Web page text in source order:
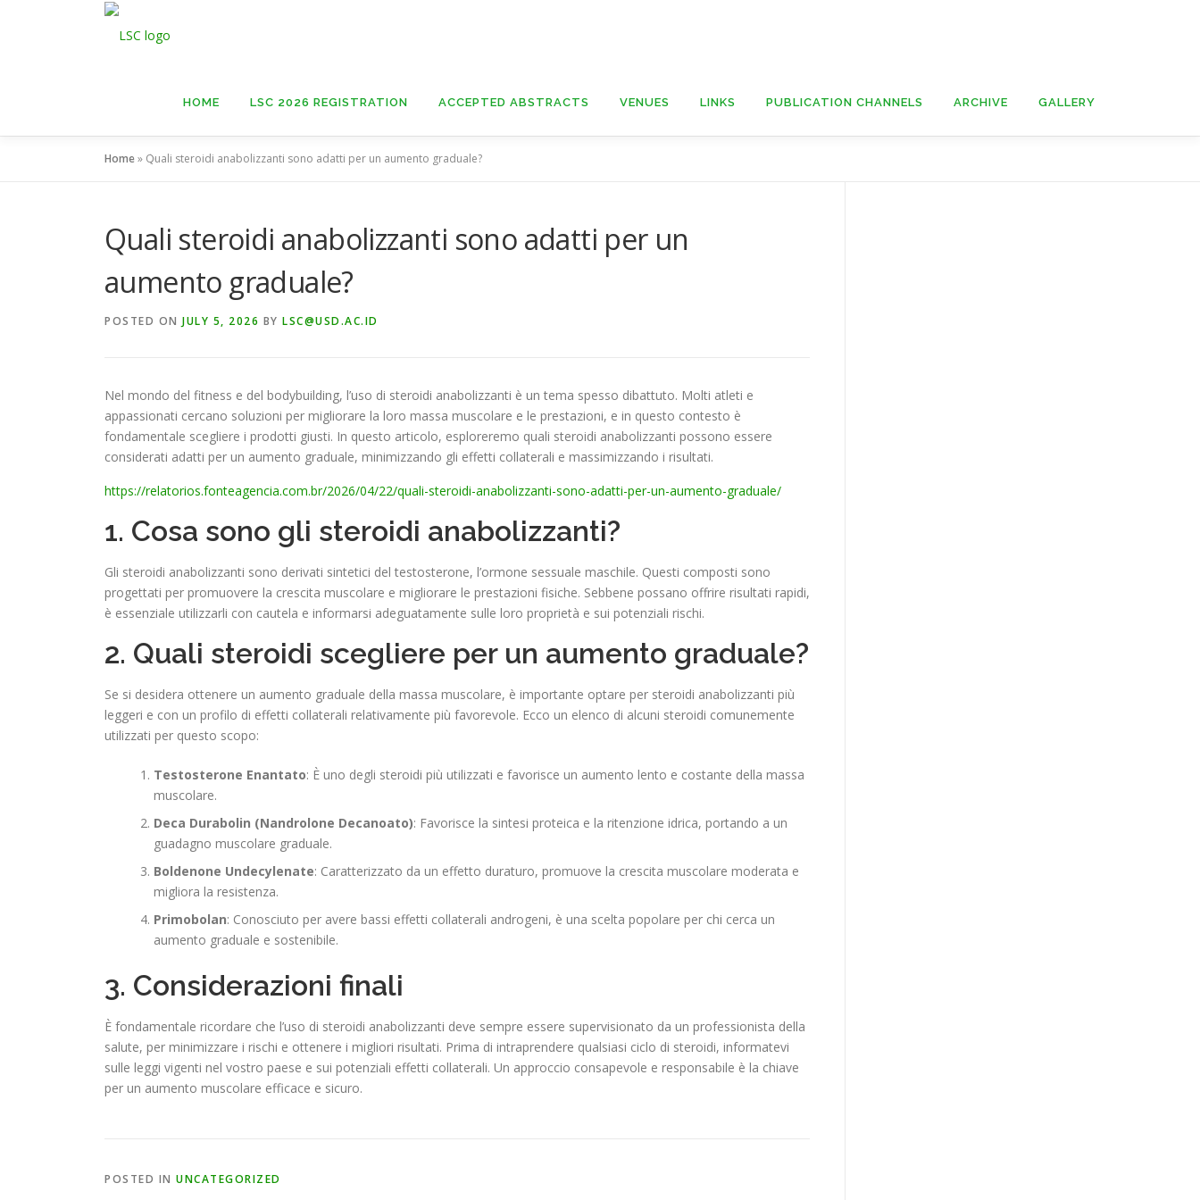
HOME LSC 2026 REGISTRATION ACCEPTED ABSTRACTS VENUES LINKS PUBLICATION CHANNELS ARCHIVE GALLERY
Home» Quali steroidi anabolizzanti sono adatti per un aumento graduale?
Quali steroidi anabolizzanti sono adatti per un
aumento graduale?
POSTED ON JULY 5, 2026 BY LSC@USD.AC.ID
Nel mondo del fitness e del bodybuilding, l’uso di steroidi anabolizzanti è un tema spesso dibattuto. Molti atleti e
appassionati cercano soluzioni per migliorare la loro massa muscolare e le prestazioni, e in questo contesto è
fondamentale scegliere i prodotti giusti. In questo articolo, esploreremo quali steroidi anabolizzanti possono essere
considerati adatti per un aumento graduale, minimizzando gli effetti collaterali e massimizzando i risultati.
https://relatorios.fonteagencia.com.br/2026/04/22/quali-steroidi-anabolizzanti-sono-adatti-per-un-aumento-graduale/
1. Cosa sono gli steroidi anabolizzanti?
Gli steroidi anabolizzanti sono derivati sintetici del testosterone, l’ormone sessuale maschile. Questi composti sono
progettati per promuovere la crescita muscolare e migliorare le prestazioni fisiche. Sebbene possano offrire risultati rapidi,
è essenziale utilizzarli con cautela e informarsi adeguatamente sulle loro proprietà e sui potenziali rischi.
2. Quali steroidi scegliere per un aumento graduale?
Se si desidera ottenere un aumento graduale della massa muscolare, è importante optare per steroidi anabolizzanti più
leggeri e con un profilo di effetti collaterali relativamente più favorevole. Ecco un elenco di alcuni steroidi comunemente
utilizzati per questo scopo:
Testosterone Enantato: È uno degli steroidi più utilizzati e favorisce un aumento lento e costante della massa
muscolare.
Deca Durabolin (Nandrolone Decanoato): Favorisce la sintesi proteica e la ritenzione idrica, portando a un
guadagno muscolare graduale.
Boldenone Undecylenate: Caratterizzato da un effetto duraturo, promuove la crescita muscolare moderata e
migliora la resistenza.
Primobolan: Conosciuto per avere bassi effetti collaterali androgeni, è una scelta popolare per chi cerca un
aumento graduale e sostenibile.
3. Considerazioni finali
È fondamentale ricordare che l’uso di steroidi anabolizzanti deve sempre essere supervisionato da un professionista della
salute, per minimizzare i rischi e ottenere i migliori risultati. Prima di intraprendere qualsiasi ciclo di steroidi, informatevi
sulle leggi vigenti nel vostro paese e sui potenziali effetti collaterali. Un approccio consapevole e responsabile è la chiave
per un aumento muscolare efficace e sicuro.
POSTED IN UNCATEGORIZED